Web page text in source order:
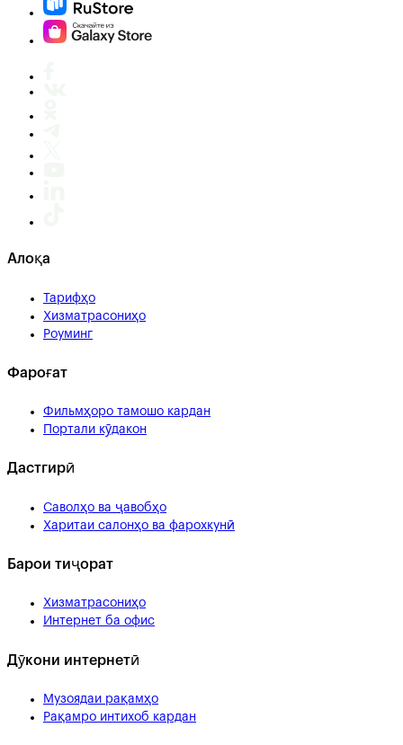
Алоқа
Тарифҳо
Хизматрасониҳо
Роуминг
Фароғат
Фильмҳоро тамошо кардан
Портали кӯдакон
Дастгирӣ
Саволҳо ва ҷавобҳо
Харитаи салонҳо ва фарохкунӣ
Барои тиҷорат
Хизматрасониҳо
Интернет ба офис
Дӯкони интернетӣ
Музоядаи рақамҳо
Рақамро интихоб кардан